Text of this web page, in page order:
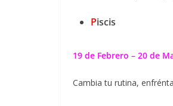
Piscis
19 de Febrero – 20 de
Cambia tu rutina,